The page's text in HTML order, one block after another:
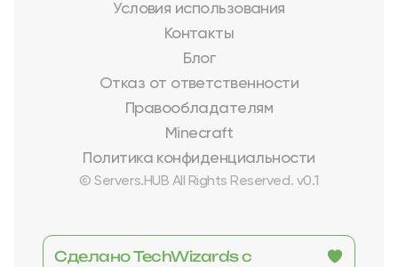
Условия использования
Контакты
Блог
Отказ от ответственности
Правообладателям
Minecraft
Политика конфиденциальности
© Servers.HUB All Rights Reserved. v0.1
Сделано TechWizards с